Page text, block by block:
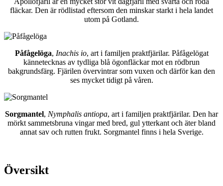
fläckar. Den är rödlistad eftersom den minskar starkt i hela landet
utom på Gotland.
Påfågelöga, Inachis io, art i familjen praktfjärilar. Påfågelögat
kännetecknas av tydliga blå ögonfläckar mot en rödbrun
bakgrundsfärg. Fjärilen övervintrar som vuxen och därför kan den
ses mycket tidigt på våren.
Sorgmantel, Nymphalis antiopa, art i familjen praktfjärilar. Den har
mörkt sammetsbruna vingar med bred, gul ytterkant och äter bland
annat sav och rutten frukt. Sorgmantel finns i hela Sverige.
Översikt